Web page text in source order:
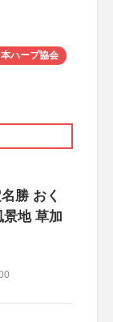
本ハープ協会
勝 おく
地 草加